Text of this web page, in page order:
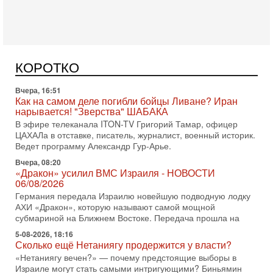
КОРОТКО
Как на самом деле погибли бойцы Ливане? Иран
нарывается! "Зверства" ШАБАКА
В эфире телеканала ITON-TV Григорий Тамар, офицер
ЦАХАЛа в отставке, писатель, журналист, военный историк.
Ведет программу Александр Гур-Арье.
Вчера, 08:20
«Дракон» усилил ВМС Израиля - НОВОСТИ
06/08/2026
Германия передала Израилю новейшую подводную лодку
АХИ «Дракон», которую называют самой мощной
субмариной на Ближнем Востоке. Передача прошла на
5-08-2026, 18:16
Сколько ещё Нетаниягу продержится у власти?
«Нетаниягу вечен?» — почему предстоящие выборы в
Израиле могут стать самыми интригующими? Биньямин
Нетаниягу снова уверенно заявляет, что победа на
5-08-2026, 08:51